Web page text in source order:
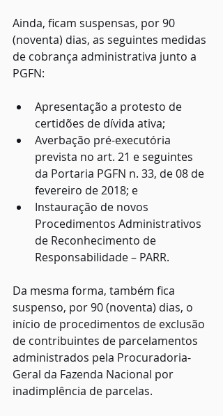
Ainda, ficam suspensas, por 90
(noventa) dias, as seguintes medidas
de cobrança administrativa junto a
PGFN:
Apresentação a protesto de
certidões de dívida ativa;
Averbação pré-executória
prevista no art. 21 e seguintes
da Portaria PGFN n. 33, de 08 de
fevereiro de 2018; e
Instauração de novos
Procedimentos Administrativos
de Reconhecimento de
Responsabilidade – PARR.
Da mesma forma, também fica
suspenso, por 90 (noventa) dias, o
início de procedimentos de exclusão
de contribuintes de parcelamentos
administrados pela Procuradoria-
Geral da Fazenda Nacional por
inadimplência de parcelas.